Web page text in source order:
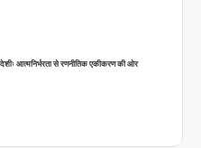
आत्मनिर्भरता से रणनीतिक एकीकरण की ओर